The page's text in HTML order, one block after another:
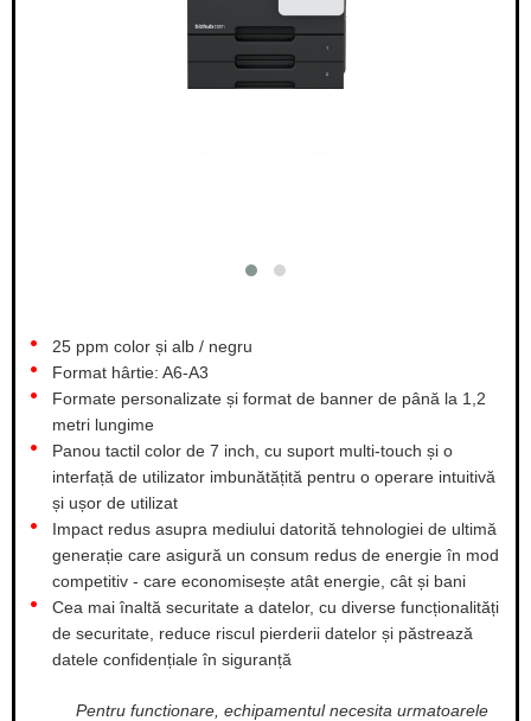
25 ppm color și alb / negru
Format hârtie: A6-A3
Formate personalizate și format de banner de până la 1,2
metri lungime
Panou tactil color de 7 inch, cu suport multi-touch și o
interfață de utilizator imbunătățită pentru o operare intuitivă
și ușor de utilizat
Impact redus asupra mediului datorită tehnologiei de ultimă
generație care asigură un consum redus de energie în mod
competitiv - care economisește atât energie, cât și bani
Cea mai înaltă securitate a datelor, cu diverse funcționalități
de securitate, reduce riscul pierderii datelor și păstrează
datele confidențiale în siguranță
Pentru functionare, echipamentul necesita urmatoarele